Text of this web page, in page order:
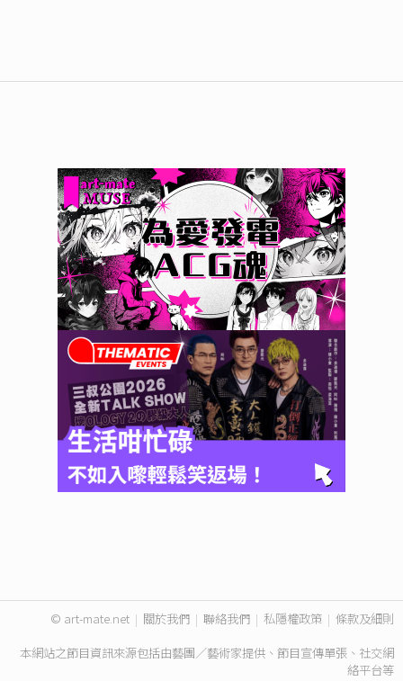
© art-mate.net | 關於我們 | 聯絡我們 | 私隱權政策 | 條款及細則
本網站之節目資訊來源包括由藝團／藝術家提供、節目宣傳單張、社交網
絡平台等